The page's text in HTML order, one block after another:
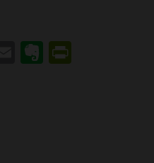
ViberEmailEvernote